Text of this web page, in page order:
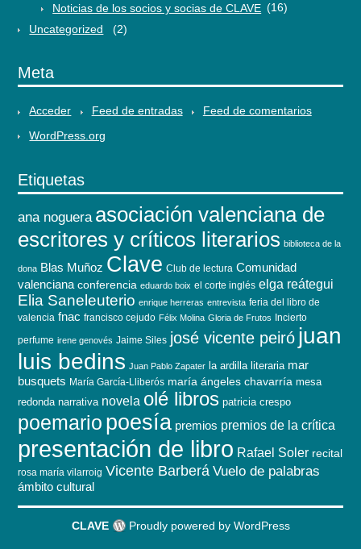
Noticias de los socios y socias de CLAVE (16)
Uncategorized
(2)
Meta
Acceder Feed de entradas
Feed de comentarios
WordPress.org
Etiquetas
ana noguera asociación valenciana de
escritores y críticos literarios biblioteca de la
dona Blas Muñoz Clave Club de lectura Comunidad
valenciana conferencia eduardo boix el corte inglés elga reátegui
Elia Saneleuterio enrique herreras entrevista feria del libro de
valencia fnac francisco cejudo Félix Molina Gloria de Frutos Incierto
perfume irene genovés Jaime Siles josé vicente peiró juan
luis bedins Juan Pablo Zapater la ardilla literaria mar
busquets María García-Lliberós maría ángeles chavarría mesa
redonda narrativa novela olé libros patricia crespo
poemario poesía premios premios de la crítica
presentación de libro Rafael Soler recital
rosa maría vilarroig Vicente Barberá Vuelo de palabras
ámbito cultural
CLAVE Proudly powered by WordPress